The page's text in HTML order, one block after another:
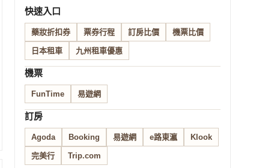
快速入口
藥妝折扣券 票券行程 訂房比價 機票比價
日本租車 九州租車優惠
機票
FunTime 易遊網
訂房
Agoda Booking 易遊網 e路東瀛 Klook
完美行 Trip.com